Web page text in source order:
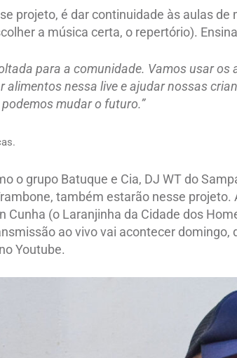
projeto, é dar continuidade às aulas de
a música certa, o repertório).
para a comunidade. Vamos usar
alimentos nessa live e ajudar nossas
mudar o futuro.”
o grupo Batuque e Cia, DJ WT do
também estarão nesse projeto.
Cunha (o Laranjinha da Cidade dos
ao vivo vai acontecer domingo,
Youtube.